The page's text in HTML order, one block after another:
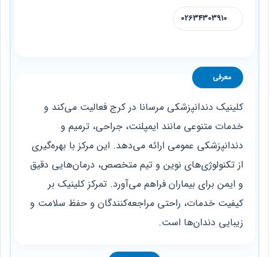
02634303910
معرفی
کلینیک دندانپزشکی مرسانا در کرج فعالیت می‌کند و
خدمات متنوعی مانند ایمپلنت، جراحی، ترمیم و
دندانپزشکی عمومی ارائه می‌دهد. این مرکز با بهره‌گیری
از تکنولوژی‌های نوین و تیم متخصص، درمان‌هایی دقیق
و ایمن برای بیماران فراهم می‌آورد. تمرکز کلینیک بر
کیفیت خدمات، راحتی مراجعه‌کنندگان و حفظ سلامت و
زیبایی دندان‌ها است.